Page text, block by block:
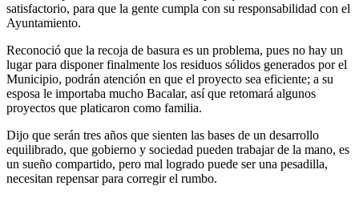
satisfactorio, para que la gente cumpla con su responsabilidad con el
Ayuntamiento.
Reconoció que la recoja de basura es un problema, pues no hay un
lugar para disponer finalmente los residuos sólidos generados por el
Municipio, podrán atención en que el proyecto sea eficiente; a su
esposa le importaba mucho Bacalar, así que retomará algunos
proyectos que platicaron como familia.
Dijo que serán tres años que sienten las bases de un desarrollo
equilibrado, que gobierno y sociedad pueden trabajar de la mano, es
un sueño compartido, pero mal logrado puede ser una pesadilla,
necesitan repensar para corregir el rumbo.